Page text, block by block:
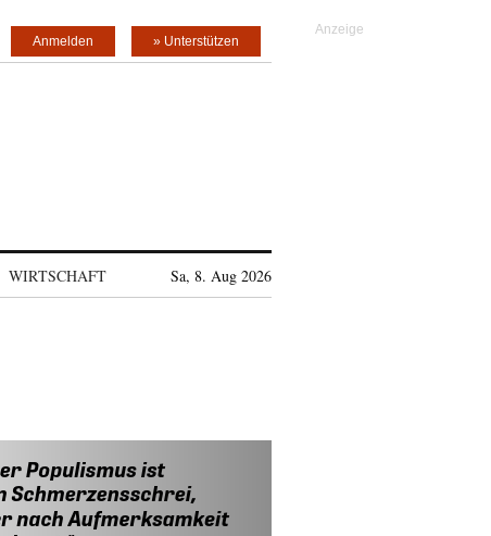
» Unterstützen
Anmelden
WIRTSCHAFT Sa, 8. Aug 2026